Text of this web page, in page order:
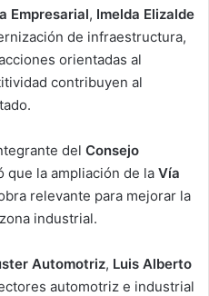
Empresarial, Imelda Elizalde
de infraestructura,
orientadas al
contribuyen al
del Consejo
que la ampliación de la Vía
relevante para mejorar la
industrial.
Automotriz, Luis Alberto
automotriz e industrial